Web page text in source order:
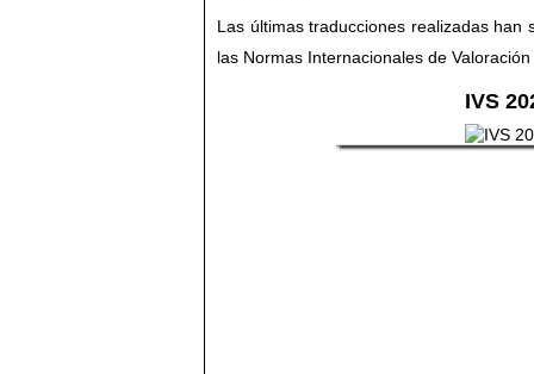
Las últimas traducciones realizadas han
las Normas Internacionales de
IVS